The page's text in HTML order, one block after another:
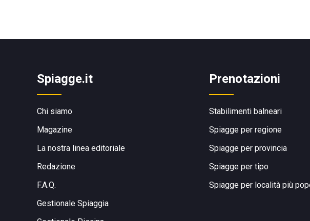
Spiagge.it
Chi siamo
Magazine
La nostra linea editoriale
Redazione
F.A.Q.
Gestionale Spiaggia
Prenotazioni
Stabilimenti balneari
Spiagge per regione
Spiagge per provincia
Spiagge per tipo
Spiagge per località più